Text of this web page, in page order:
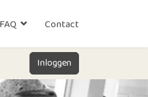
FAQ Contact
for results.
Inloggen